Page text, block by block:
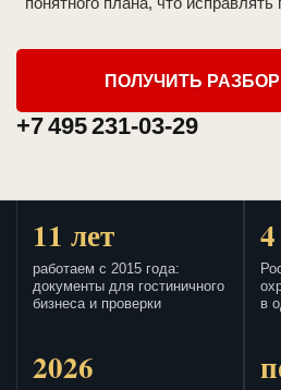
ПОЛУЧИТЬ
+7 495 231-03-29
11 лет
работаем с 2015 года:
документы для гостиничного
бизнеса и проверки
в
2026